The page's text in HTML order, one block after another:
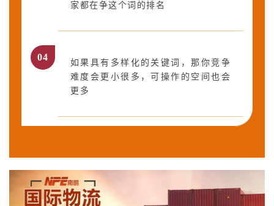
家都在争这个词的排名
04
如果具有多样化的关键词，那你竞争
难度会更小很多，可操作的空间也会
更多